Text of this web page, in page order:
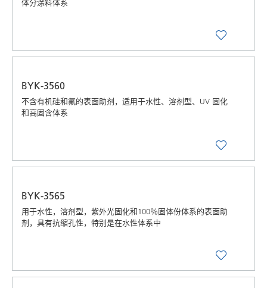
体分涂料体系
BYK-3560
不含有机硅和氟的表面助剂，适用于水性、溶剂型、UV 固化
和高固含体系
BYK-3565
用于水性，溶剂型，紫外光固化和100％固体份体系的表面助
剂，具有抗缩孔性，特别是在水性体系中